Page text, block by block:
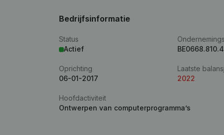
Bedrijfsinformatie
Status
Actief
Oprichting
06-01-2017
Laatste
2022
Hoofdactiviteit
Ontwerpen van computerprogramma’s